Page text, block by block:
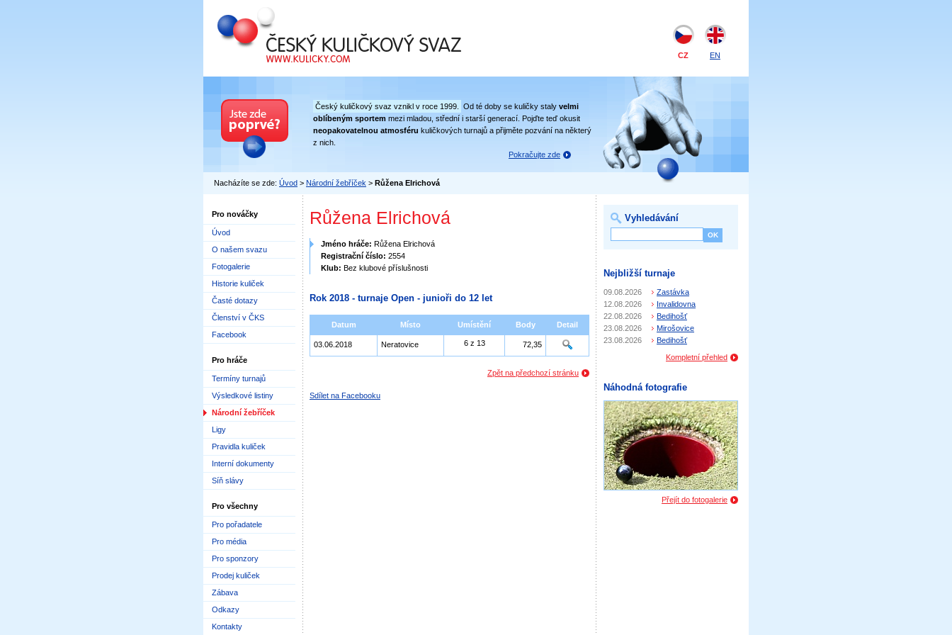
Český kuličkový svaz
CZ EN
Český kuličkový svaz vznikl v roce 1999. Od té doby se kuličky staly velmi
oblíbeným sportem mezi mladou, střední i starší generací. Pojďte teď okusit
neopakovatelnou atmosféru kuličkových turnajů a přijměte pozvání na některý
z nich.
Pokračujte zde
Nacházíte se zde: Úvod > Národní žebříček > Růžena Elrichová
Pro nováčky
Úvod
O našem svazu
Fotogalerie
Historie kuliček
Časté dotazy
Členství v ČKS
Facebook
Pro hráče
Termíny turnajů
Výsledkové listiny
Národní žebříček
Ligy
Pravidla kuliček
Interní dokumenty
Síň slávy
Pro všechny
Pro pořadatele
Pro média
Pro sponzory
Prodej kuliček
Zábava
Odkazy
Kontakty
Růžena Elrichová
Jméno hráče: Růžena Elrichová
Registrační číslo: 2554
Klub: Bez klubové příslušnosti
Rok 2018 - turnaje Open - junioři do 12 let
Datum Místo Umístění Body Detail
03.06.2018 Neratovice 6 z 13 72,35
Zpět na předchozí stránku
Sdílet na Facebooku
Vyhledávání
Nejbližší turnaje
09.08.2026
Zastávka
12.08.2026
Invalidovna
22.08.2026
Bedihošť
23.08.2026
Mirošovice
23.08.2026
Bedihošť
Kompletní přehled
Náhodná fotografie
Přejít do fotogalerie